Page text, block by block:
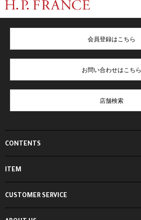
CONTENTS
ITEM
会員登録はこちら
お問い合わせはこちら
店舗検索
CUSTOMER SERVICE